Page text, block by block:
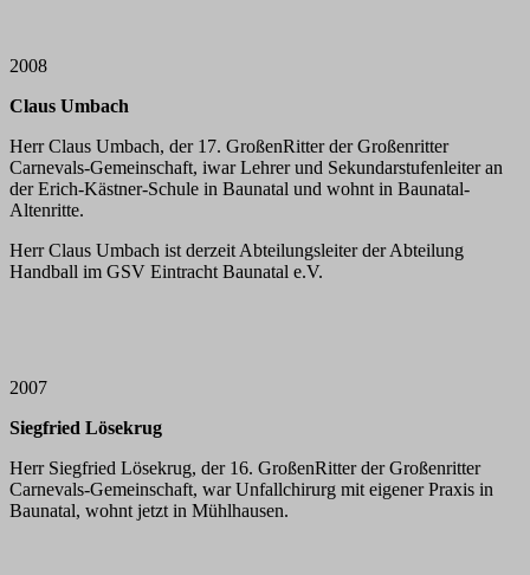
2008
Claus Umbach
Herr Claus Umbach, der 17. GroßenRitter der Großenritter
Carnevals-Gemeinschaft, iwar Lehrer und Sekundarstufenleiter an
der Erich-Kästner-Schule in Baunatal und wohnt in Baunatal-
Altenritte.
Herr Claus Umbach ist derzeit Abteilungsleiter der Abteilung
Handball im GSV Eintracht Baunatal e.V.
2007
Siegfried Lösekrug
Herr Siegfried Lösekrug, der 16. GroßenRitter der Großenritter
Carnevals-Gemeinschaft, war Unfallchirurg mit eigener Praxis in
Baunatal, wohnt jetzt in Mühlhausen.